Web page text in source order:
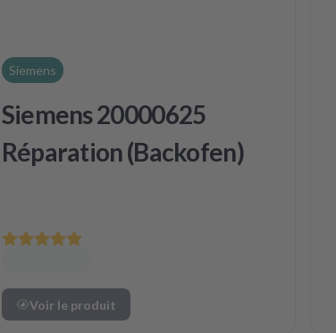
Siemens
Siemens 20000625
Réparation (Backofen)
Voir le produit